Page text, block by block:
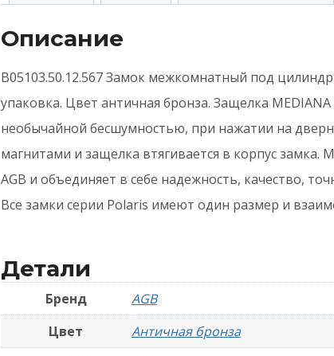
Описание
B05103.50.12.567 Замок межкомнатный под
упаковка. Цвет античная бронза. Защелка
необычайной бесшумностью, при нажатии на
магнитами и защелка втягивается в корпус
AGB и объединяет в себе надежность, качество,
Все замки серии Polaris имеют один размер и
Детали
Бренд
AGB
Цвет
Античная бронза